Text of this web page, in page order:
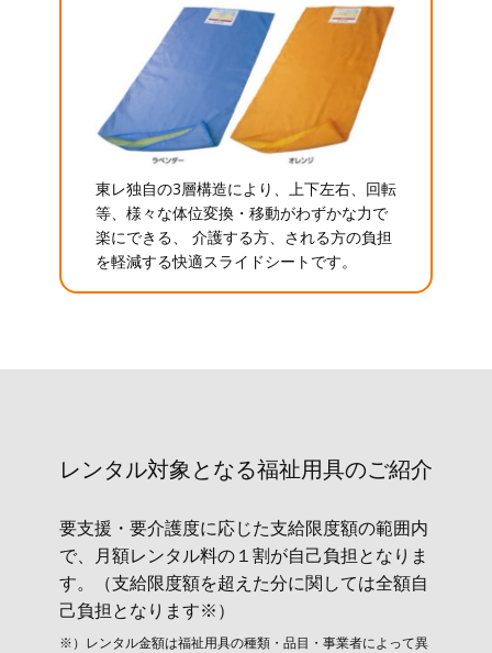
東レ独自の3層構造により、上下左右、回転
等、様々な体位変換・移動がわずかな力で
楽にできる、 介護する方、される方の負担
を軽減する快適スライドシートです。
レンタル対象と​なる福祉用具のご紹介
要支援・要介護度に応じた支給限度額の範囲内
で、月額レンタル料の１割が自己負担となりま
す。（支給限度額を超えた分に関しては全額自
己負担となります※）
※）レンタル金額は福祉用具の種類・品目・事業者によって異